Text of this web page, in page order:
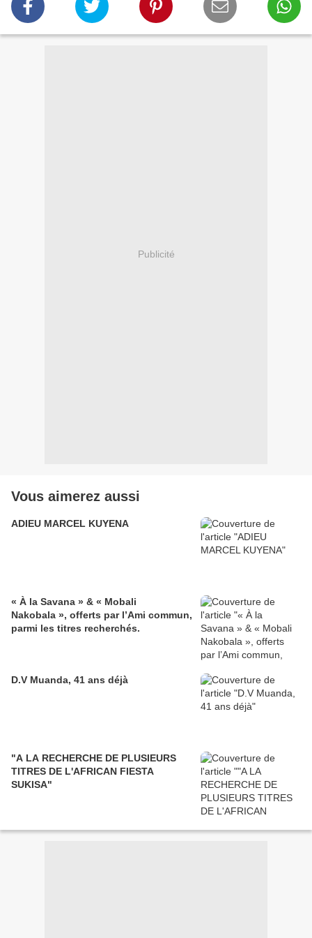
Publicité
Vous aimerez aussi
ADIEU MARCEL KUYENA
« À la Savana » & « Mobali
Nakobala », offerts par l’Ami commun,
parmi les titres recherchés.
D.V Muanda, 41 ans déjà
"A LA RECHERCHE DE PLUSIEURS
TITRES DE L'AFRICAN FIESTA
SUKISA"